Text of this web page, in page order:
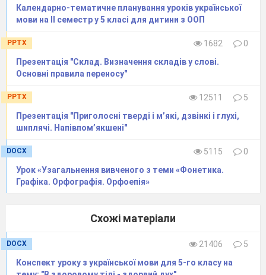
частина слова
25
Корінь.
04.12
26
Спільнокореневі
слова, що належать
06.12
27 РМ №6.Аудіювання
11.12
28
Словозміна.
29
Найуживаніші
суфікси української
18.12
префіксів і
31
Діагностувальна
25.12
Календарно-тематичне планування уроків української
мови на ІІ семестр у 5 класі для дитини з ООП
PPTX 1682
0
Презентація "Склад. Визначення складів у слові.
Основні правила переносу"
PPTX 12511
5
Презентація "Приголосні тверді і м’які, дзвінкі і глухі,
шиплячі. Напівпом’якшені"
DOCX 5115
0
Урок «Узагальнення вивченого з теми «Фонетика.
Графіка. Орфографія. Орфоепія»
Схожі матеріали
DOCX 21406
5
Конспект уроку з української мови для 5-го класу на